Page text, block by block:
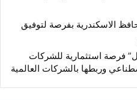
محافظ الاسكندرية بفرصة لتوفيق
فرصة استثمارية للشركات
وربطها بالشركات العالمية